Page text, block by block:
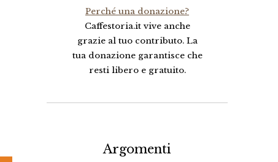
Perché una donazione?
Caffestoria.it vive anche
grazie al tuo contributo. La
tua donazione garantisce che
resti libero e gratuito.
Argomenti